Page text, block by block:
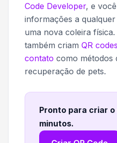
Code Developer, e
informações a
uma nova coleira
também criam QR
contato como métodos
recuperação de pets.
Pronto para criar o
minutos.